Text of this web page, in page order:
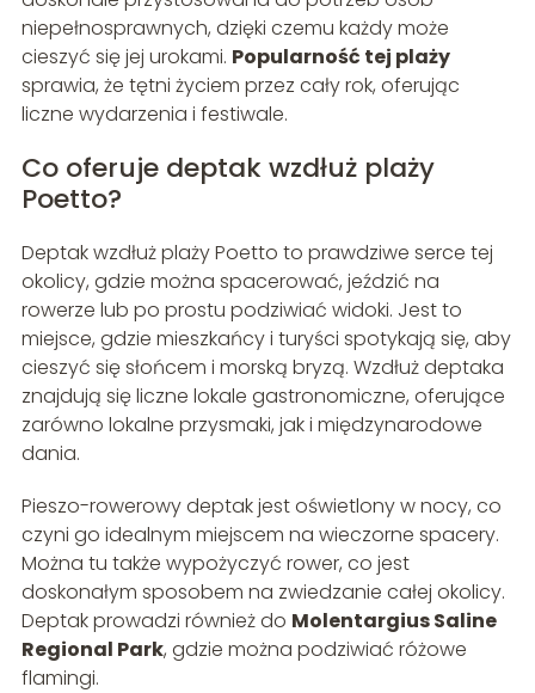
niepełnosprawnych, dzięki czemu każdy może
cieszyć się jej urokami. Popularność tej plaży
sprawia, że tętni życiem przez cały rok, oferując
liczne wydarzenia i festiwale.
Co oferuje deptak wzdłuż plaży
Poetto?
Deptak wzdłuż plaży Poetto to prawdziwe serce tej
okolicy, gdzie można spacerować, jeździć na
rowerze lub po prostu podziwiać widoki. Jest to
miejsce, gdzie mieszkańcy i turyści spotykają się, aby
cieszyć się słońcem i morską bryzą. Wzdłuż deptaka
znajdują się liczne lokale gastronomiczne, oferujące
zarówno lokalne przysmaki, jak i międzynarodowe
dania.
Pieszo-rowerowy deptak jest oświetlony w nocy, co
czyni go idealnym miejscem na wieczorne spacery.
Można tu także wypożyczyć rower, co jest
doskonałym sposobem na zwiedzanie całej okolicy.
Deptak prowadzi również do Molentargius Saline
Regional Park, gdzie można podziwiać różowe
flamingi.